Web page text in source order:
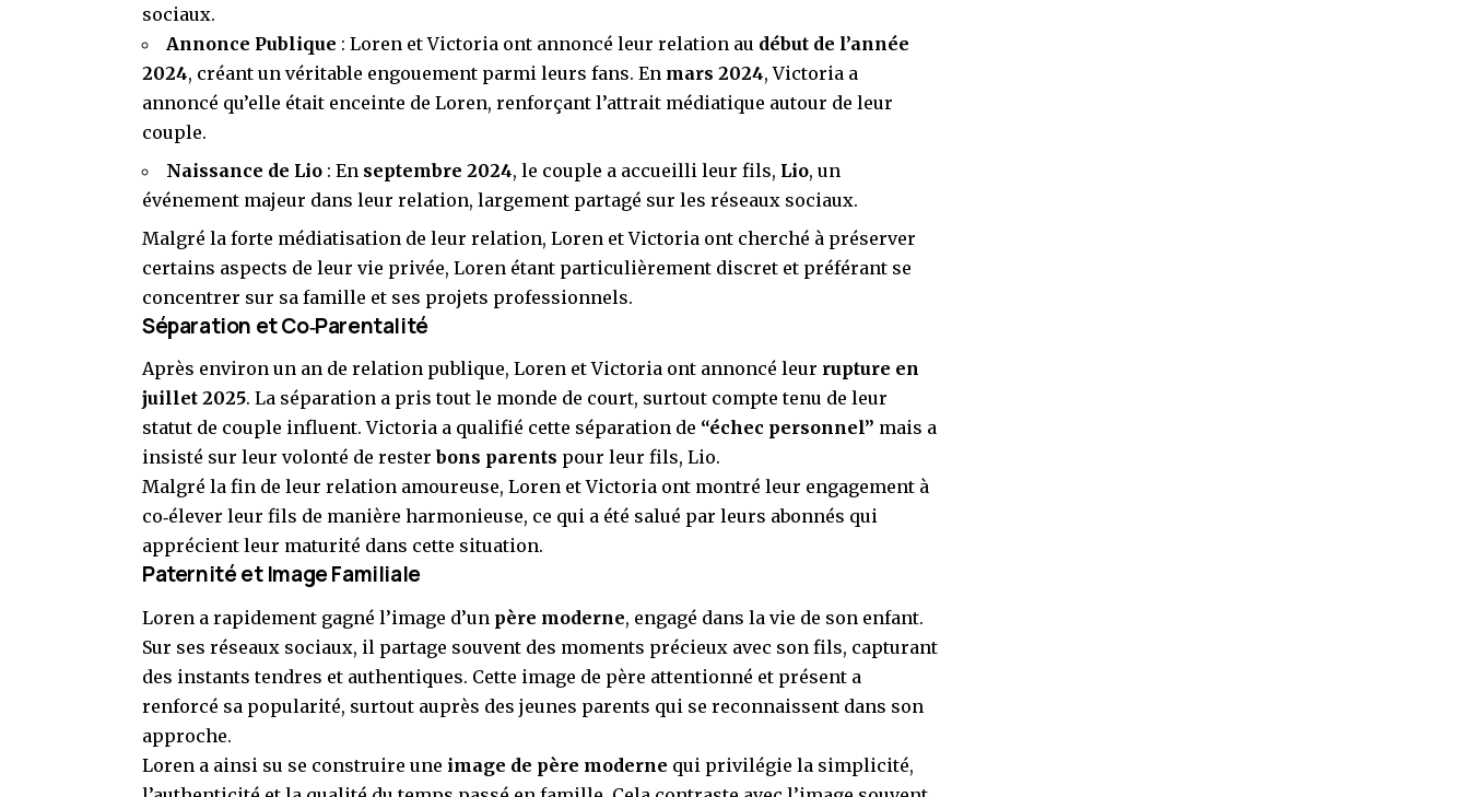
sociaux.
Annonce Publique : Loren et Victoria ont annoncé leur relation au début de l’année
2024, créant un véritable engouement parmi leurs fans. En mars 2024, Victoria a
annoncé qu’elle était enceinte de Loren, renforçant l’attrait médiatique autour de leur
couple.
Naissance de Lio : En septembre 2024, le couple a accueilli leur fils, Lio, un
événement majeur dans leur relation, largement partagé sur les réseaux sociaux.
Malgré la forte médiatisation de leur relation, Loren et Victoria ont cherché à préserver
certains aspects de leur vie privée, Loren étant particulièrement discret et préférant se
concentrer sur sa famille et ses projets professionnels.
Séparation et Co‑Parentalité
Après environ un an de relation publique, Loren et Victoria ont annoncé leur rupture en
juillet 2025. La séparation a pris tout le monde de court, surtout compte tenu de leur
statut de couple influent. Victoria a qualifié cette séparation de “échec personnel” mais a
insisté sur leur volonté de resterbons parents pour leur fils, Lio.
Malgré la fin de leur relation amoureuse, Loren et Victoria ont montré leur engagement à
co‑élever leur fils de manière harmonieuse, ce qui a été salué par leurs abonnés qui
apprécient leur maturité dans cette situation.
Paternité et Image Familiale
Loren a rapidement gagné l’image d’un père moderne, engagé dans la vie de son enfant.
Sur ses réseaux sociaux, il partage souvent des moments précieux avec son fils, capturant
des instants tendres et authentiques. Cette image de père attentionné et présent a
renforcé sa popularité, surtout auprès des jeunes parents qui se reconnaissent dans son
approche.
Loren a ainsi su se construire une image de père moderne qui privilégie la simplicité,